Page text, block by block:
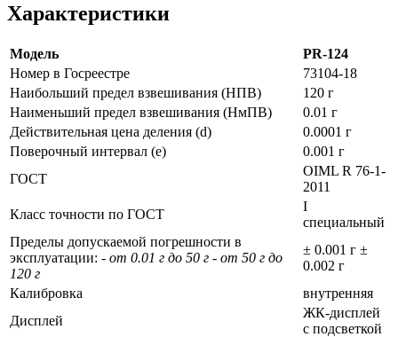
Характеристики
Модель
PR-124
Номер в Госреестре
73104-18
Наибольший предел взвешивания (НПВ)
120 г
Наименьший предел взвешивания (НмПВ)
0.01 г
Действительная цена деления (d)
0.0001 г
Поверочный интервал (е)
0.001 г
ГОСТ
OIML R 76-1-
2011
Класс точности по ГОСТ
I
специальный
Пределы допускаемой погрешности в
эксплуатации: - от 0.01 г до 50 г - от 50 г до
120 г
± 0.001 г ±
0.002 г
Калибровка
внутренняя
Дисплей
ЖК-дисплей
с подсветкой